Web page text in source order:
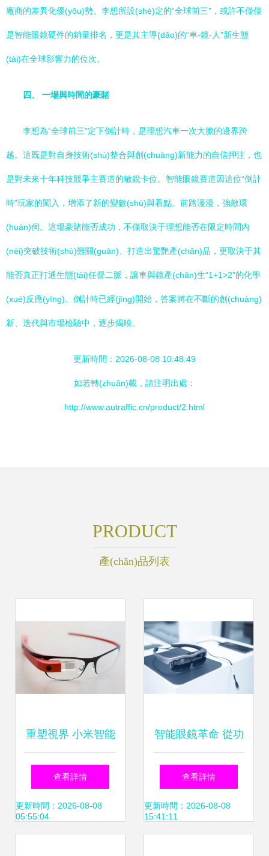
廠商的差異化優(yōu)勢。李想所設(shè)定的“全球前三”，或許不僅僅
是智能眼鏡硬件的銷量排名，更是其主導(dǎo)的“車-鏡-人”新生態
(tài)在全球影響力的位次。
四、 一場與時間的豪賭
李想為“全球前三”定下倒計時，是理想汽車一次大膽的邊界跨
越。這既是對自身技術(shù)整合與創(chuàng)新能力的自信押注，也
是對未來十年科技競爭主賽道的敏銳卡位。智能眼鏡賽道因這位“倒計
時”玩家的闖入，增添了新的變數(shù)與看點。前路漫漫，強敵環
(huán)伺。這場豪賭能否成功，不僅取決于理想能否在限定時間內
(nèi)突破技術(shù)難關(guān)、打造出驚艷產(chǎn)品，更取決于其
能否真正打通生態(tài)任督二脈，讓車與鏡產(chǎn)生“1+1>2”的化學
(xué)反應(yīng)。倒計時已經(jīng)開始，答案將在不斷的創(chuàng)
新、迭代與市場檢驗中，逐步揭曉。
更新時間：2026-08-08 10:48:49
如若轉(zhuǎn)載，請注明出處：
http://www.autraffic.cn/product/2.html
PRODUCT
產(chǎn)品列表
重塑視界 小米智能
眼鏡如何以人臉識
別開啟智能交互新
查看詳情
更新時間：2026-08-08
05:55:04
智能眼鏡革命 從功
能機到智能機的關
(guān)鍵轉(zhuǎn)
查看詳情
更新時間：2026-08-08
15:41:11